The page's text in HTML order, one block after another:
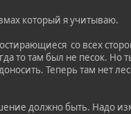
который я учитываю.
со всех
то там был не песок. Но
Теперь там нет
должно быть. Надо